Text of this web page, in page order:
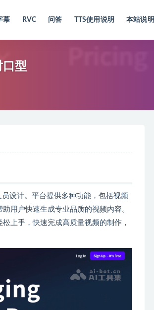
幕 RVC 问答 TTS使用说明 本站说明
口型
设计。平台提供多种功能，包括视频
用户快速生成专业品质的视频内容。
上手，快速完成高质量视频的制作，